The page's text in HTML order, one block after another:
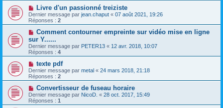
Livre d'un passionné treiziste
Dernier message par jean.chaput « 07 août 2021, 19:26
Réponses : 2
Comment contourner empreinte sur vidéo mise en ligne
sur Y......
Dernier message par PETER13 « 12 avr. 2018, 10:07
Réponses : 4
texte pdf
Dernier message par metal « 24 mars 2018, 21:18
Réponses : 2
Convertisseur de fuseau horaire
Dernier message par NicoD. « 28 oct. 2017, 15:49
Réponses : 1